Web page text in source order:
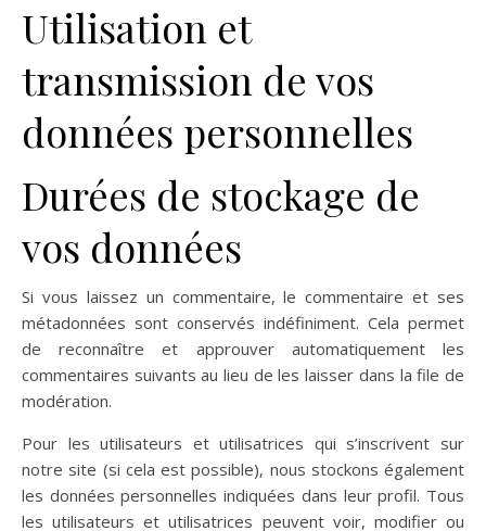
Utilisation et
transmission de vos
données personnelles
Durées de stockage de
vos données
Si vous laissez un commentaire, le commentaire et ses
métadonnées sont conservés indéfiniment. Cela permet
de reconnaître et approuver automatiquement les
commentaires suivants au lieu de les laisser dans la file de
modération.
Pour les utilisateurs et utilisatrices qui s’inscrivent sur
notre site (si cela est possible), nous stockons également
les données personnelles indiquées dans leur profil. Tous
les utilisateurs et utilisatrices peuvent voir, modifier ou